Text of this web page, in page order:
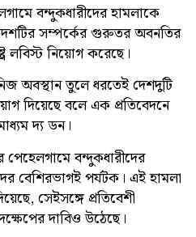
বন্দুকধারীদের হামলাকে
দেশটির সম্পর্কের গুরুতর অবনতির
লবিস্ট নিয়োগ করেছে।
নিজ অবস্থান তুলে ধরতেই দেশদুটি
দিয়েছে বলে এক প্রতিবেদনে
দ্য ডন।
বন্দুকধারীদের
বেশিরভাগই পর্যটক। এই হামলা
সেইসঙ্গে প্রতিবেশী
দাবিও উঠেছে।